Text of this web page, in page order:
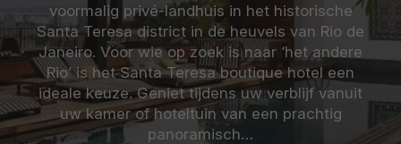
voormalig privé-landhuis in het historische
Santa Teresa district in de heuvels van Rio de
Janeiro. Voor wie op zoek is naar ‘het andere
Rio’ is het Santa Teresa boutique hotel een
ideale keuze. Geniet tijdens uw verblijf vanuit
uw kamer of hoteltuin van een prachtig
panoramisch…